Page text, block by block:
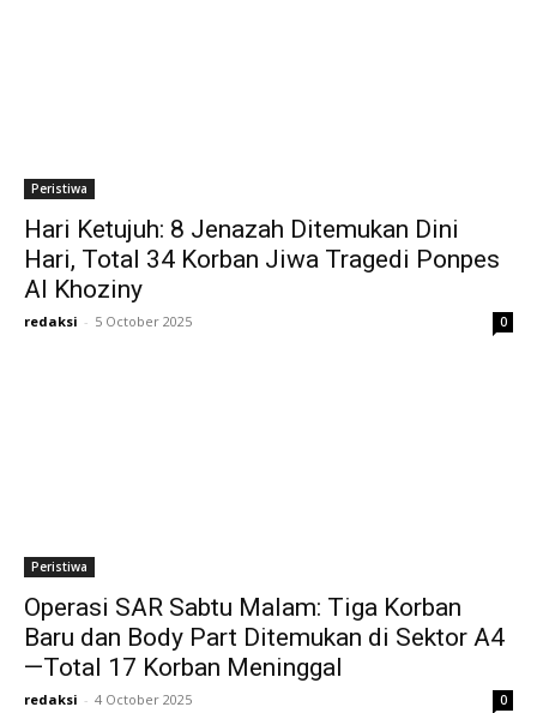
Peristiwa
Hari Ketujuh: 8 Jenazah Ditemukan Dini
Hari, Total 34 Korban Jiwa Tragedi Ponpes
Al Khoziny
redaksi - 5 October 2025 0
Peristiwa
Operasi SAR Sabtu Malam: Tiga Korban
Baru dan Body Part Ditemukan di Sektor A4
—Total 17 Korban Meninggal
redaksi - 4 October 2025 0